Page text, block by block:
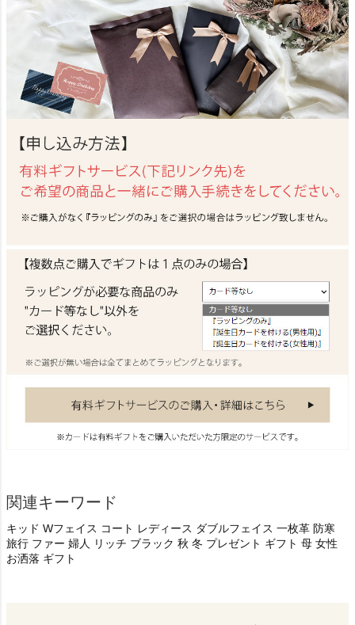
関連キーワード
キッド Wフェイス コート レディース ダブルフェイス 一枚革 防寒
旅行 ファー 婦人 リッチ ブラック 秋 冬 プレゼント ギフト 母 女性
お洒落 ギフト